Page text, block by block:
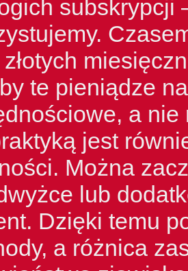
subskrypcji
by te pieniądze
a nie
jest
Można
lub
Dzięki temu
a różnica